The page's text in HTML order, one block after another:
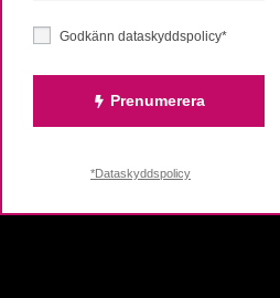
Godkänn dataskyddspolicy*
Prenumerera
*Dataskyddspolicy